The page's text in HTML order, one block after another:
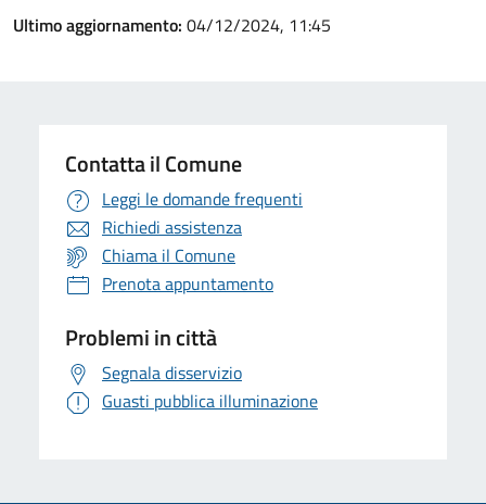
Ultimo aggiornamento: 04/12/2024, 11:45
Contatta il Comune
Leggi le domande frequenti
Richiedi assistenza
Chiama il Comune
Prenota appuntamento
Problemi in città
Segnala disservizio
Guasti pubblica illuminazione